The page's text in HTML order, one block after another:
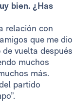
bien. ¿Has
relación con
que me dio
vuelta después
muchos
más.
partido